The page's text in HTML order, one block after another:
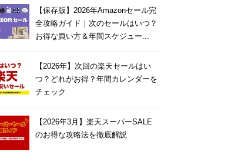
【保存版】2026年Amazonセール完
全攻略ガイド｜次のセールはいつ？
お得な買い方＆年間スケジュー...
【2026年】次回の楽天セールはい
つ？どれがお得？年間カレンダーを
チェック
【2026年3月】楽天スーパーSALE
のお得な攻略法を徹底解説